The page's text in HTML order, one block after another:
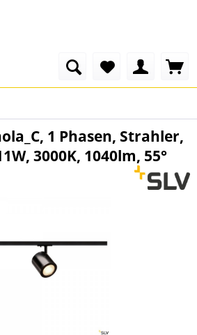
1 Phasen, Strahler,
3000K, 1040lm, 55°